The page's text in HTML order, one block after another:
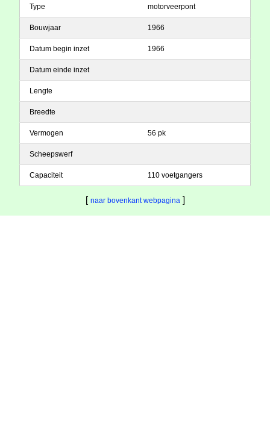
Type motorveerpont
Bouwjaar 1966
Datum begin inzet 1966
Datum einde inzet
Lengte
Breedte
Vermogen 56 pk
Scheepswerf
Capaciteit 110 voetgangers
[ naar bovenkant webpagina ]